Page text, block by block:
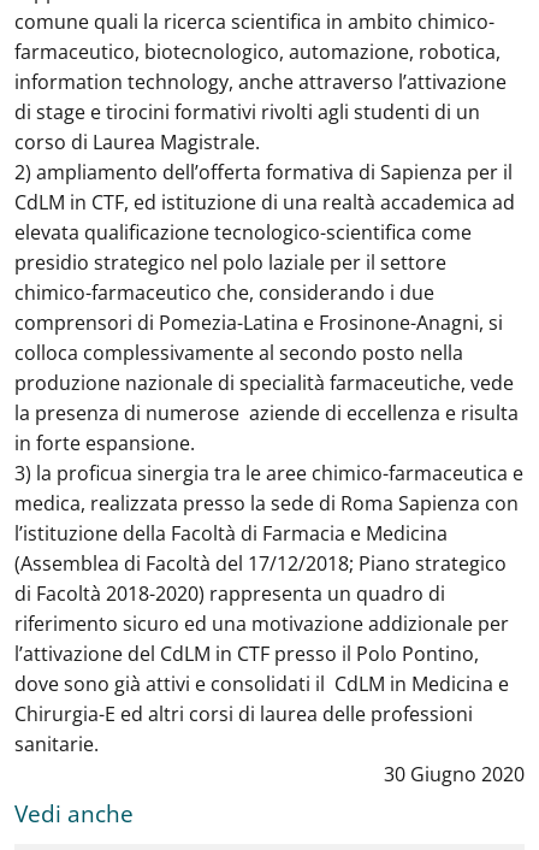
comune quali la ricerca scientifica in ambito chimico-
farmaceutico, biotecnologico, automazione, robotica,
information technology, anche attraverso l’attivazione
di stage e tirocini formativi rivolti agli studenti di un
corso di Laurea Magistrale.
2) ampliamento dell’offerta formativa di Sapienza per il
CdLM in CTF, ed istituzione di una realtà accademica ad
elevata qualificazione tecnologico-scientifica come
presidio strategico nel polo laziale per il settore
chimico-farmaceutico che, considerando i due
comprensori di Pomezia-Latina e Frosinone-Anagni, si
colloca complessivamente al secondo posto nella
produzione nazionale di specialità farmaceutiche, vede
la presenza di numerose aziende di eccellenza e risulta
in forte espansione.
3) la proficua sinergia tra le aree chimico-farmaceutica e
medica, realizzata presso la sede di Roma Sapienza con
l’istituzione della Facoltà di Farmacia e Medicina
(Assemblea di Facoltà del 17/12/2018; Piano strategico
di Facoltà 2018-2020) rappresenta un quadro di
riferimento sicuro ed una motivazione addizionale per
l’attivazione del CdLM in CTF presso il Polo Pontino,
dove sono già attivi e consolidati il CdLM in Medicina e
Chirurgia-E ed altri corsi di laurea delle professioni
sanitarie.
Data notizia:
30 Giugno 2020
Vedi anche